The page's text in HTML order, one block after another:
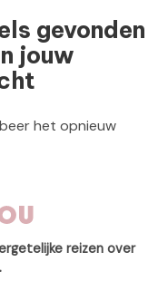
gevonden
jouw
het opnieuw
reizen over